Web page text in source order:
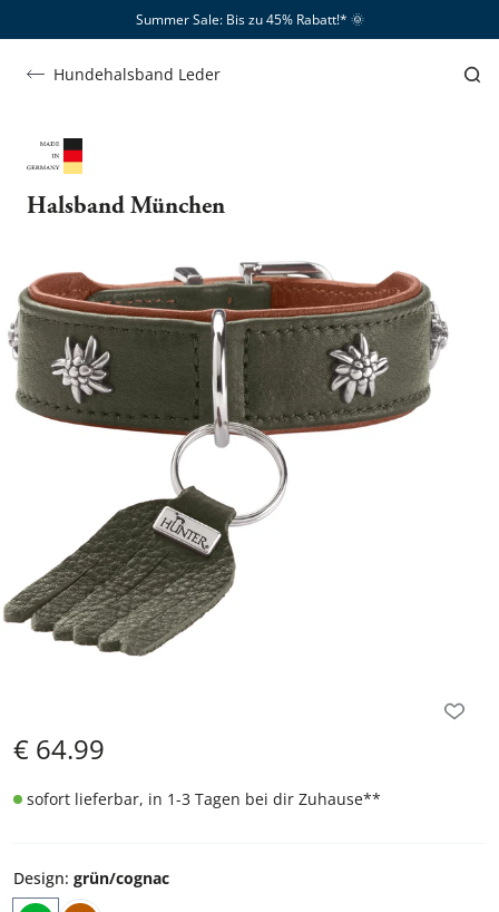
Summer Sale: Bis zu 45% Rabatt!*​ 🌞
Hundehalsband Leder
Halsband München
€ 64.99
sofort lieferbar, in 1-3 Tagen bei dir Zuhause**
Design: grün/cognac